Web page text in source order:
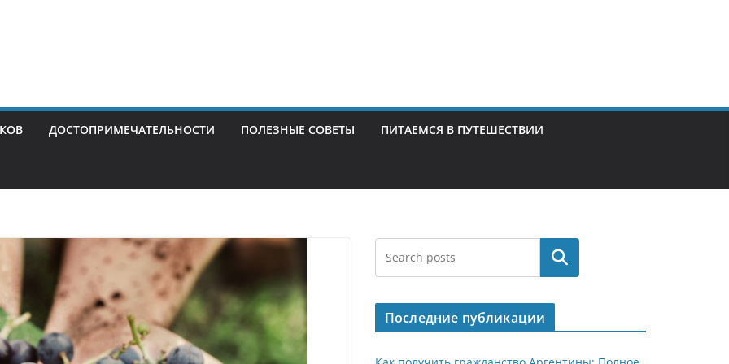
ДОСТОПРИМЕЧАТЕЛЬНОСТИ ПОЛЕЗНЫЕ СОВЕТЫ ПИТАЕМСЯ В ПУТЕШЕСТВИИ
Поиск
Последние публикации